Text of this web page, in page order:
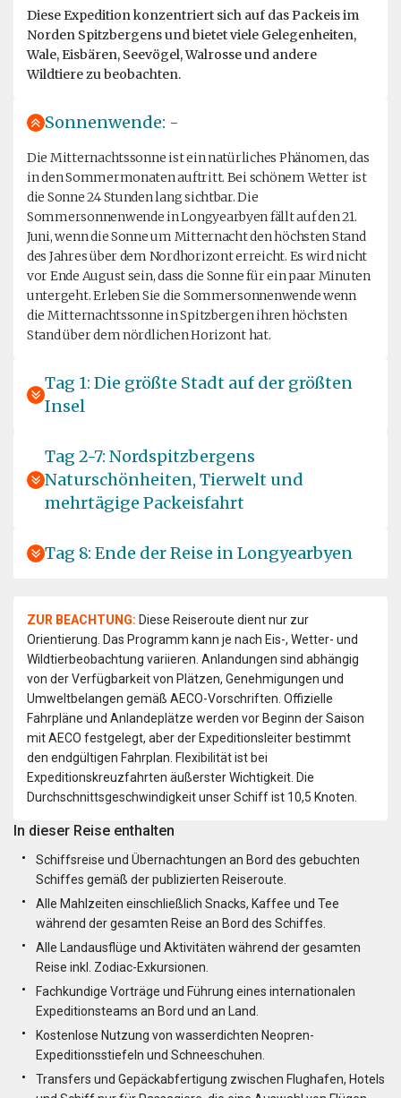
Diese Expedition konzentriert sich auf das Packeis im
Norden Spitzbergens und bietet viele Gelegenheiten,
Wale, Eisbären, Seevögel, Walrosse und andere
Wildtiere zu beobachten.
Sonnenwende: -
Die Mitternachtssonne ist ein natürliches Phänomen, das
in den Sommermonaten auftritt. Bei schönem Wetter ist
die Sonne 24 Stunden lang sichtbar. Die
Sommersonnenwende in Longyearbyen fällt auf den 21.
Juni, wenn die Sonne um Mitternacht den höchsten Stand
des Jahres über dem Nordhorizont erreicht. Es wird nicht
vor Ende August sein, dass die Sonne für ein paar Minuten
untergeht. Erleben Sie die Sommersonnenwende wenn
die Mitternachtssonne in Spitzbergen ihren höchsten
Stand über dem nördlichen Horizont hat.
Tag 1: Die größte Stadt auf der größten
Insel
Tag 2-7: Nordspitzbergens
Naturschönheiten, Tierwelt und
mehrtägige Packeisfahrt
Tag 8: Ende der Reise in Longyearbyen
ZUR BEACHTUNG: Diese Reiseroute dient nur zur
Orientierung. Das Programm kann je nach Eis-, Wetter- und
Wildtierbeobachtung variieren. Anlandungen sind abhängig
von der Verfügbarkeit von Plätzen, Genehmigungen und
Umweltbelangen gemäß AECO-Vorschriften. Offizielle
Fahrpläne und Anlandeplätze werden vor Beginn der Saison
mit AECO festgelegt, aber der Expeditionsleiter bestimmt
den endgültigen Fahrplan. Flexibilität ist bei
Expeditionskreuzfahrten äußerster Wichtigkeit. Die
Durchschnittsgeschwindigkeit unser Schiff ist 10,5 Knoten.
In dieser Reise enthalten
Schiffsreise und Übernachtungen an Bord des gebuchten
Schiffes gemäß der publizierten Reiseroute.
Alle Mahlzeiten einschließlich Snacks, Kaffee und Tee
während der gesamten Reise an Bord des Schiffes.
Alle Landausflüge und Aktivitäten während der gesamten
Reise inkl. Zodiac-Exkursionen.
Fachkundige Vorträge und Führung eines internationalen
Expeditionsteams an Bord und an Land.
Kostenlose Nutzung von wasserdichten Neopren-
Expeditionsstiefeln und Schneeschuhen.
Transfers und Gepäckabfertigung zwischen Flughafen, Hotels